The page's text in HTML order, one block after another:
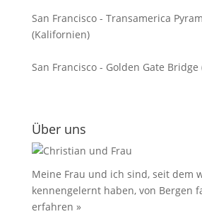
San Francisco - Transamerica
(Kalifornien)
San Francisco - Golden Gate
Über uns
Meine Frau und ich sind, seit dem
kennengelernt haben, von Bergen
erfahren »